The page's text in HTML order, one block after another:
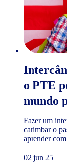
o PTE
mundo
Fazer um
carimbar o
aprender
02 jun 25